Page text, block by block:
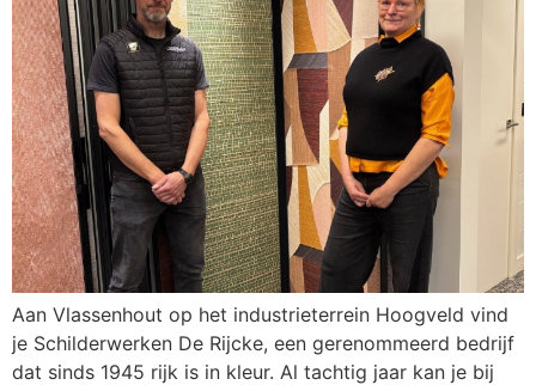
Aan Vlassenhout op het industrieterrein Hoogveld vind
je Schilderwerken De Rijcke, een gerenommeerd bedrijf
dat sinds 1945 rijk is in kleur. Al tachtig jaar kan je bij